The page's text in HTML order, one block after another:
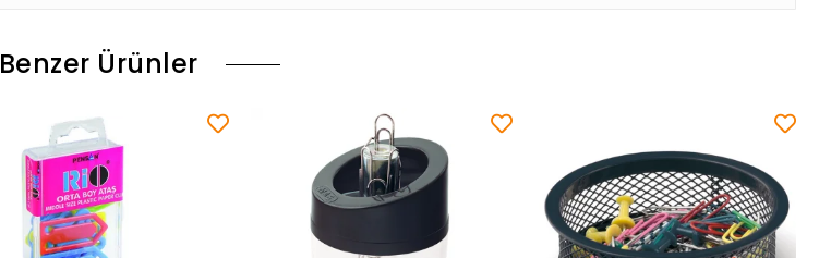
Benzer Ürünler